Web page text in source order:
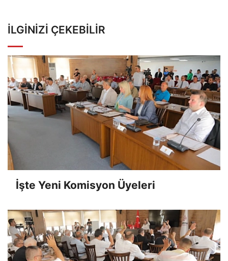
İLGINIZI ÇEKEBILIR
İşte Yeni Komisyon Üyeleri